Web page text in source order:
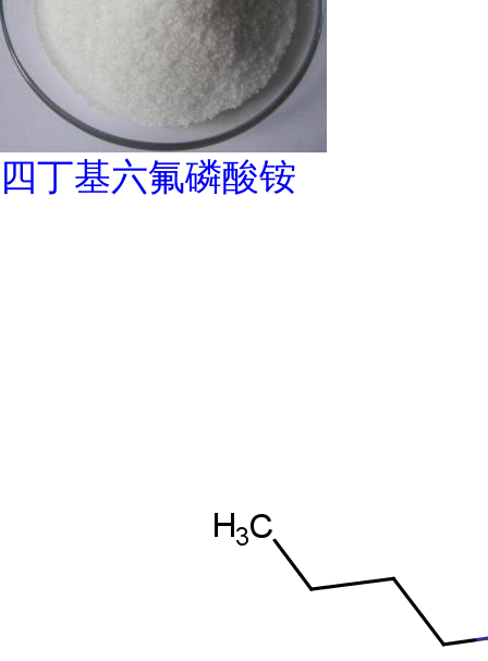
四丁基六氟磷酸铵